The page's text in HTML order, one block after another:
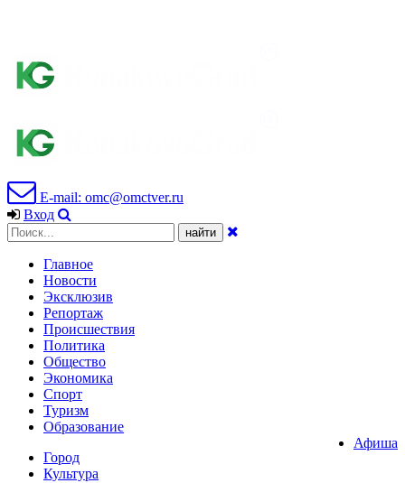
E-mail: omc@omctver.ru
Вход
Главное
Новости
Эксклюзив
Репортаж
Происшествия
Политика
Общество
Экономика
Спорт
Туризм
Образование
Афиша
Город
Культура